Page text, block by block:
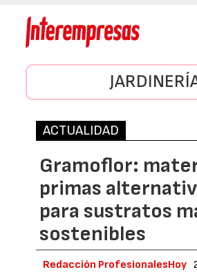
ACTUALIDAD
Gramoflor:
primas
para sustratos
sostenibles
Redacción ProfesionalesHoy